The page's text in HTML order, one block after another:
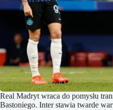
Real Madryt wraca do pomysłu
Bastoniego. Inter stawia twarde